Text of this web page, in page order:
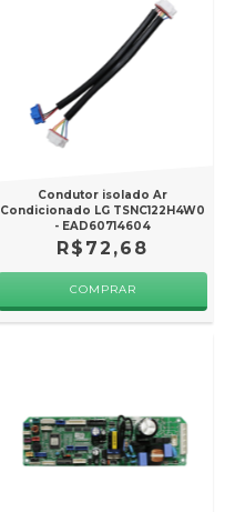
Condutor isolado Ar
Condicionado LG TSNC122H4W0
- EAD60714604
R$72,68